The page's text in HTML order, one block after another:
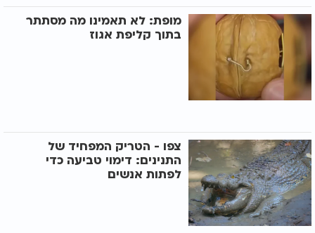
מופת: לא תאמינו מה מסתתר
בתוך קליפת אגוז
צפו - הטריק המפחיד של
התנינים: דימוי טביעה כדי
לפתות אנשים